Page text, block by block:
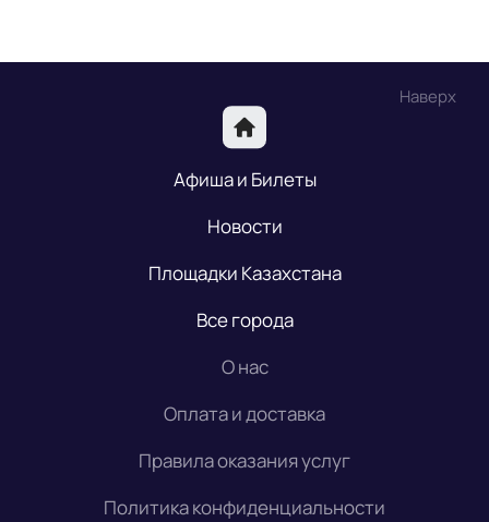
Наверх
Афиша и Билеты
Новости
Площадки Казахстана
Все города
О нас
Оплата и доставка
Правила оказания услуг
Политика конфиденциальности